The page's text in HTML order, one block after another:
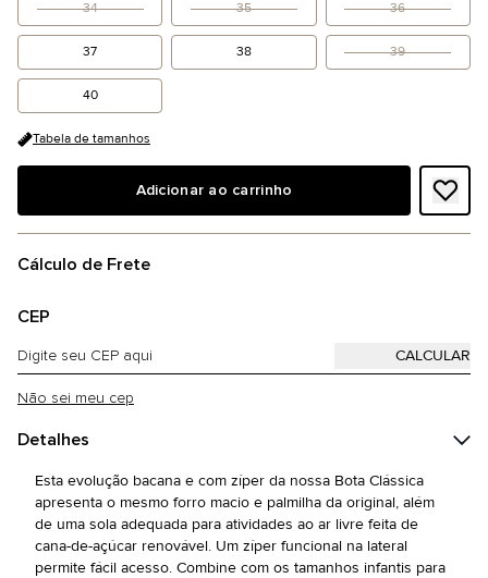
34 35 36
37 38 39
40
Tabela de tamanhos
Adicionar ao carrinho
Cálculo de Frete
CEP
Não sei meu cep
Detalhes
Esta evolução bacana e com zíper da nossa Bota Clássica
apresenta o mesmo forro macio e palmilha da original, além
de uma sola adequada para atividades ao ar livre feita de
cana-de-açúcar renovável. Um zíper funcional na lateral
permite fácil acesso. Combine com os tamanhos infantis para